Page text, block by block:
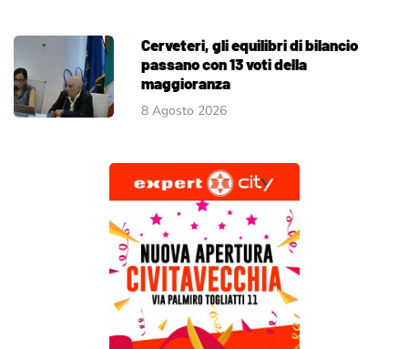
Cerveteri, gli equilibri di bilancio
passano con 13 voti della
maggioranza
8 Agosto 2026